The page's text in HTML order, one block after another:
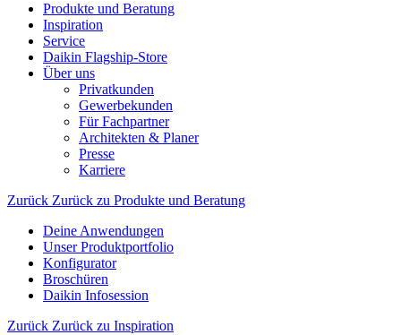
Produkte und Beratung
Inspiration
Service
Daikin Flagship-Store
Über uns
Privatkunden
Gewerbekunden
Für Fachpartner
Architekten & Planer
Presse
Karriere
Zurück Zurück zu Produkte und Beratung
Deine Anwendungen
Unser Produktportfolio
Konfigurator
Broschüren
Daikin Infosession
Zurück Zurück zu Inspiration